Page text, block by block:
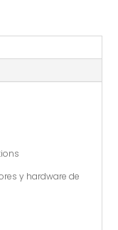
y hardware de